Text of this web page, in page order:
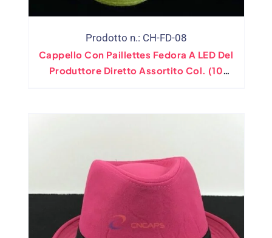
Prodotto n.: CH-FD-08
Cappello Con Paillettes Fedora A LED Del
Produttore Diretto Assortito Col. (10